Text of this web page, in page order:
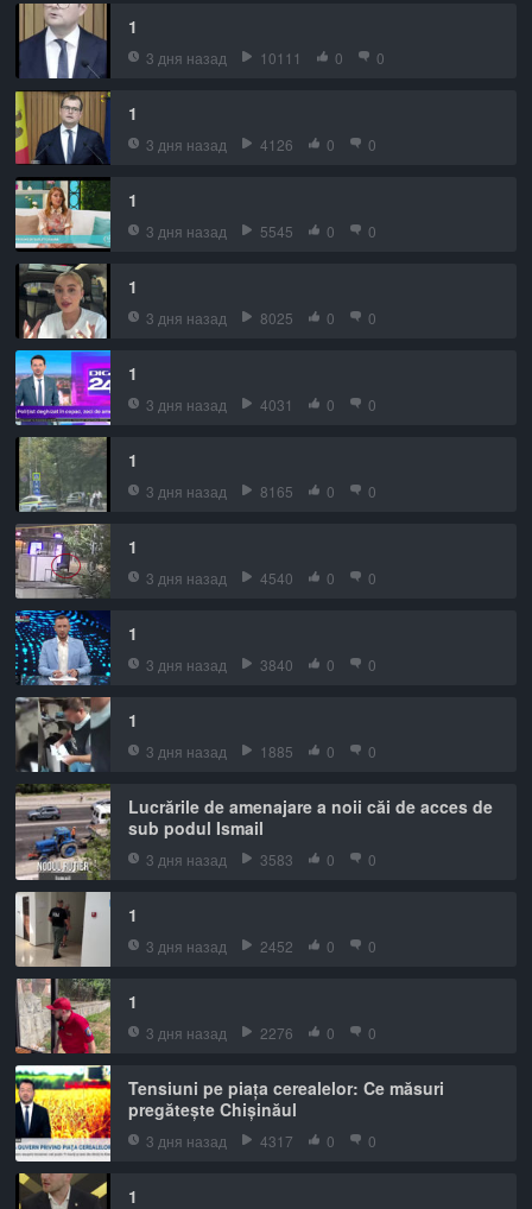
1
3 дня назад 10111 0 0
1
3 дня назад 4126 0 0
1
3 дня назад 5545 0 0
1
3 дня назад 8025 0 0
1
3 дня назад 4031 0 0
1
3 дня назад 8165 0 0
1
3 дня назад 4540 0 0
1
3 дня назад 3840 0 0
1
3 дня назад 1885 0 0
Lucrările de amenajare a noii căi de acces de
sub podul Ismail
3 дня назад 3583 0 0
1
3 дня назад 2452 0 0
1
3 дня назад 2276 0 0
Tensiuni pe piața cerealelor: Ce măsuri
pregătește Chișinăul
3 дня назад 4317 0 0
1